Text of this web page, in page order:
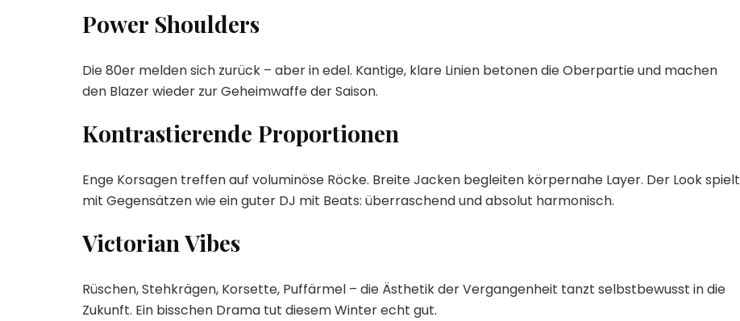
Power Shoulders
Die 80er melden sich zurück – aber in edel. Kantige, klare Linien betonen die Oberpartie und machen
den Blazer wieder zur Geheimwaffe der Saison.
Kontrastierende Proportionen
Enge Korsagen treffen auf voluminöse Röcke. Breite Jacken begleiten körpernahe Layer. Der Look spielt
mit Gegensätzen wie ein guter DJ mit Beats: überraschend und absolut harmonisch.
Victorian Vibes
Rüschen, Stehkrägen, Korsette, Puffärmel – die Ästhetik der Vergangenheit tanzt selbstbewusst in die
Zukunft. Ein bisschen Drama tut diesem Winter echt gut.